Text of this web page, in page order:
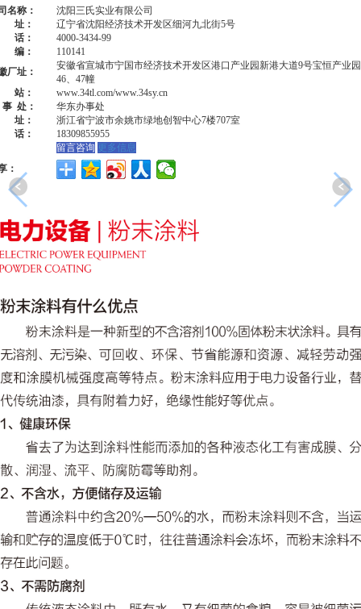
名称：
沈阳三氏实业有限公司
址：
辽宁省沈阳经济技术开发区细河九北街5号
话：
4000-3434-99
编：
110141
厂址：
安徽省宣城市宁国市经济技术开发区港口产业园新港大道9号宝恒产业园
46、47幢
站：
www.34tl.com/www.34sy.cn
处：
华东办事处
址：
浙江省宁波市余姚市绿地创智中心7楼707室
话：
18309855955
留言咨询 更多信息
：